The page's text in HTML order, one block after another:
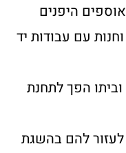
היפנים
עם עבודות יד
הפך לתחנת
לעזור להם בהשגת